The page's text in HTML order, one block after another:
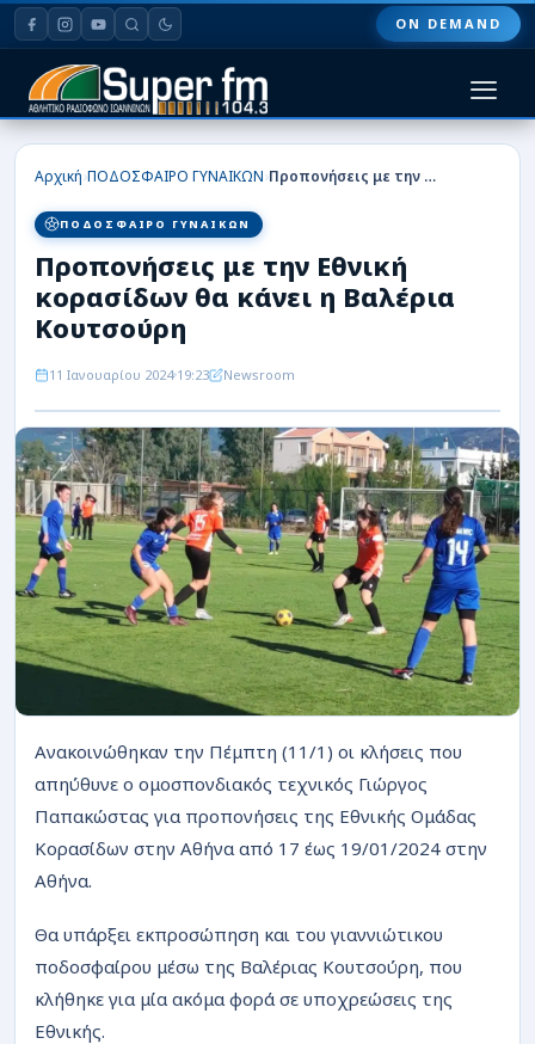
ON DEMAND
HOME
ΠΟΔΟΣΦΑΙΡΟ
ΜΠΑΣΚΕΤ
ΣΠΟΡ
ΕΙΔΗΣΕΙΣ
ΑΡΘΡΟΓΡΑΦΙΕΣ
ΡΟΗ
Αρχική›ΠΟΔΟΣΦΑΙΡΟ ΓΥΝΑΙΚΩΝ› Προπονήσεις με την Εθνική κορασίδων θα κάνει η Βαλέρια Κουτσούρη
ΠΟΔΟΣΦΑΙΡΟ ΓΥΝΑΙΚΩΝ
Προπονήσεις με την Εθνική
κορασίδων θα κάνει η Βαλέρια
Κουτσούρη
11 Ιανουαρίου 2024 19:23 Newsroom
Ανακοινώθηκαν την Πέμπτη (11/1) οι κλήσεις που
απηύθυνε ο ομοσπονδιακός τεχνικός Γιώργος
Παπακώστας για προπονήσεις της Εθνικής Ομάδας
Κορασίδων στην Αθήνα από 17 έως 19/01/2024 στην
Αθήνα.
Θα υπάρξει εκπροσώπηση και του γιαννιώτικου
ποδοσφαίρου μέσω της Βαλέριας Κουτσούρη, που
κλήθηκε για μία ακόμα φορά σε υποχρεώσεις της
Εθνικής.